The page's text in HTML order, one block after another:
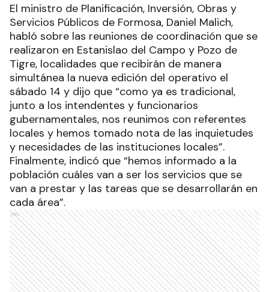
El ministro de Planificación, Inversión, Obras y
Servicios Públicos de Formosa, Daniel Malich,
habló sobre las reuniones de coordinación que se
realizaron en Estanislao del Campo y Pozo de
Tigre, localidades que recibirán de manera
simultánea la nueva edición del operativo el
sábado 14 y dijo que “como ya es tradicional,
junto a los intendentes y funcionarios
gubernamentales, nos reunimos con referentes
locales y hemos tomado nota de las inquietudes
y necesidades de las instituciones locales”.
Finalmente, indicó que “hemos informado a la
población cuáles van a ser los servicios que se
van a prestar y las tareas que se desarrollarán en
cada área”.
Ads